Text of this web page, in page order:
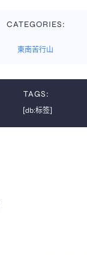
CATEGORIES:
東南苦行山
TAGS:
[db:标签]